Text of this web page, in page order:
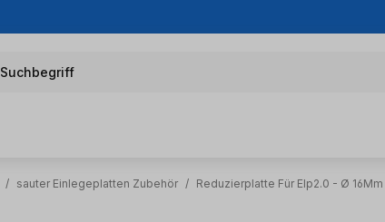
Suchbegriff
/ sauter Einlegeplatten Zubehör / Reduzierplatte Für Elp2.0 - Ø 16Mm